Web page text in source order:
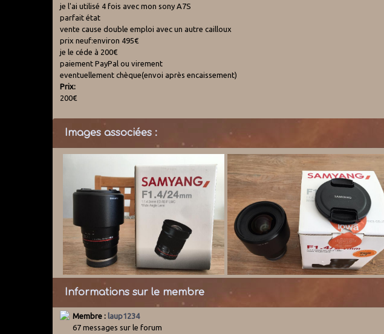
je l'ai utilisé 4 fois avec mon sony A7S
parfait état
vente cause double emploi avec un autre cailloux
prix neuf:environ 495€
je le céde à 200€
paiement PayPal ou virement
eventuellement chèque(envoi après encaissement)
Prix:
200€
Images associées :
Informations sur le membre
Membre : laup1234
67 messages sur le forum